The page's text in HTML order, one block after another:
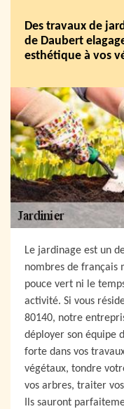
Des travaux de
de Daubert
esthétique à vos
Le jardinage est un
nombres de français
pouce vert ni le
activité. Si vous
80140, notre
déployer son équipe
forte dans vos
végétaux, tondre
vos arbres, traiter
Ils sauront